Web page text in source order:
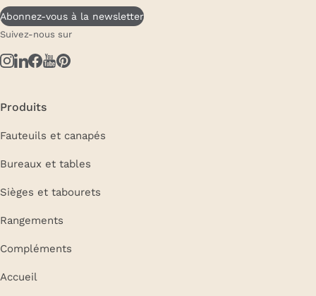
Abonnez-vous à la newsletter
Suivez-nous sur
Produits
Fauteuils et canapés
Bureaux et tables
Sièges et tabourets
Rangements
Compléments
Accueil